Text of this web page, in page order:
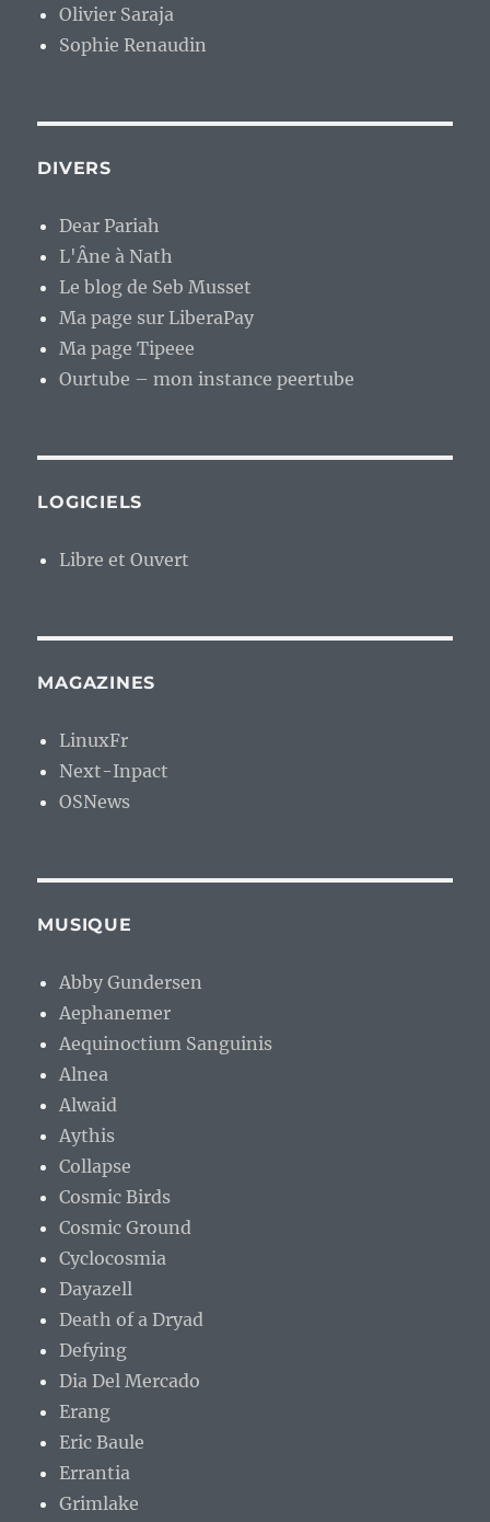
Olivier Saraja
Sophie Renaudin
DIVERS
Dear Pariah
L'Âne à Nath
Le blog de Seb Musset
Ma page sur LiberaPay
Ma page Tipeee
Ourtube – mon instance peertube
LOGICIELS
Libre et Ouvert
MAGAZINES
LinuxFr
Next-Inpact
OSNews
MUSIQUE
Abby Gundersen
Aephanemer
Aequinoctium Sanguinis
Alnea
Alwaid
Aythis
Collapse
Cosmic Birds
Cosmic Ground
Cyclocosmia
Dayazell
Death of a Dryad
Defying
Dia Del Mercado
Erang
Eric Baule
Errantia
Grimlake